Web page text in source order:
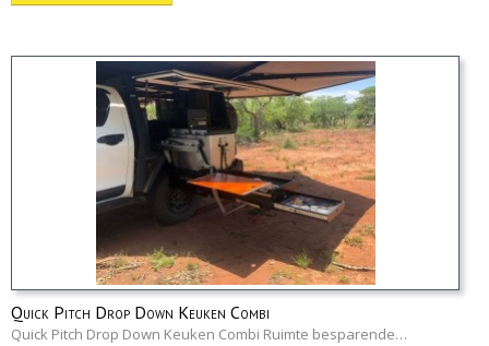
Quick Pitch Drop Down Keuken Combi
Quick Pitch Drop Down Keuken Combi Ruimte besparende…